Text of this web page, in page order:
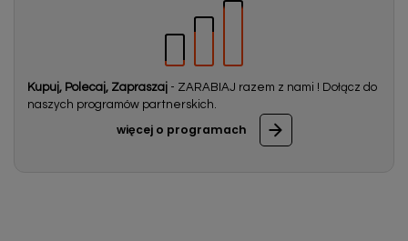
Kupuj, Polecaj, Zapraszaj - ZARABIAJ razem z nami ! Dołącz do
naszych programów partnerskich.
więcej o programach